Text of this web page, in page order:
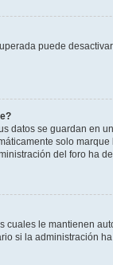
puede
datos se guardan en
solo
del foro ha
cuales le mantienen
si la administración